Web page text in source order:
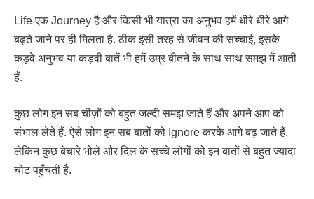
Life एक Journey है और किसी भी यात्रा का अनुभव हमें धीरे धीरे आगे
बढ़ते जाने पर ही मिलता है. ठीक इसी तरह से जीवन की सच्चाई, इसके
कड़वे अनुभव या कड़वी बातें भी हमें उम्र बीतने के साथ साथ समझ में आती
हैं.
कुछ लोग इन सब चीज़ों को बहुत जल्दी समझ जाते हैं और अपने आप को
संभाल लेते हैं. ऐसे लोग इन सब बातों को Ignore करके आगे बढ़ जाते हैं.
लेकिन कुछ बेचारे भोले और दिल के सच्चे लोगों को इन बातों से बहुत ज्यादा
चोट पहुँचती है.